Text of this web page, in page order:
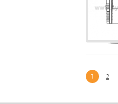
1 2